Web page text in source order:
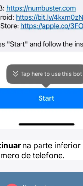
na parte inferior
de telefone.